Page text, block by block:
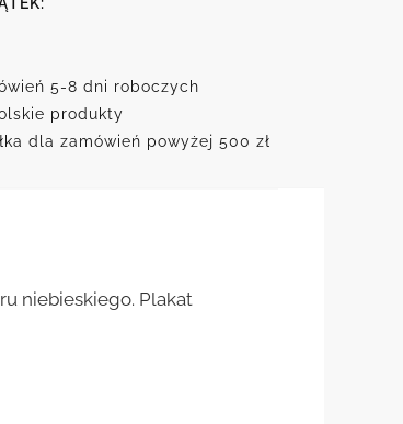
5-8 dni roboczych
produkty
dla zamówień powyżej 500 zł
niebieskiego. Plakat